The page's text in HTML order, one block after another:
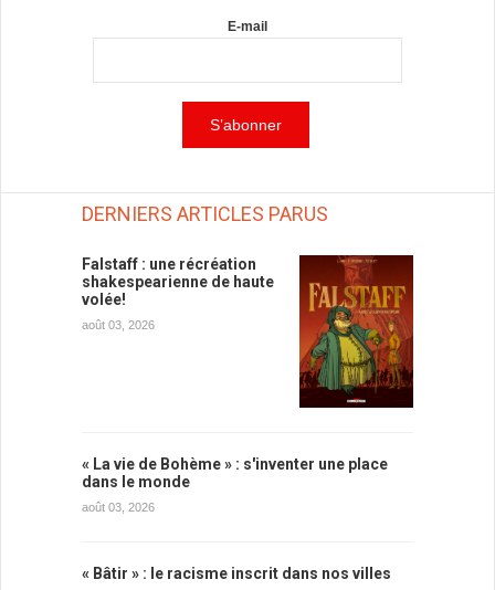
E-mail
DERNIERS ARTICLES PARUS
Falstaff : une récréation
shakespearienne de haute
volée!
août 03, 2026
« La vie de Bohème » : s'inventer une place
dans le monde
août 03, 2026
« Bâtir » : le racisme inscrit dans nos villes